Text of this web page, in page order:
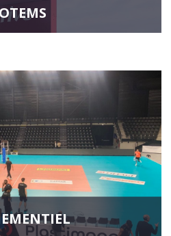
de votre entreprise ou commerce, en
plus